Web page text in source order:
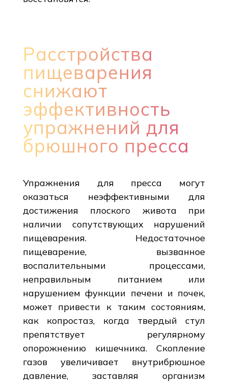
Расстройства
пищеварения
снижают
эффективность
упражнений для
брюшного пресса
Упражнения для пресса могут
оказаться неэффективными для
достижения плоского живота при
наличии сопутствующих нарушений
пищеварения. Недостаточное
пищеварение, вызванное
воспалительными процессами,
неправильным питанием или
нарушением функции печени и почек,
может привести к таким состояниям,
как копростаз, когда твердый стул
препятствует регулярному
опорожнению кишечника. Скопление
газов увеличивает внутрибрюшное
давление, заставляя организм